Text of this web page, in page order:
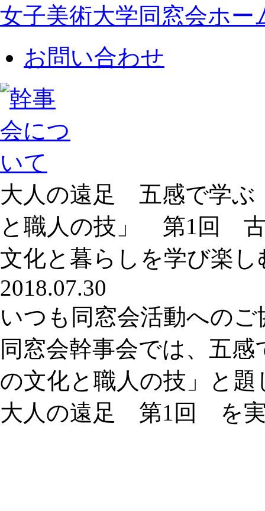
女子美術大学同窓会ホー
お問い合わせ
大人の遠足 五感で学ぶ
と職人の技」 第1回 古
文化と暮らしを学び楽
2018.07.30
いつも同窓会活動への
同窓会幹事会では、五
の文化と職人の技」と題
大人の遠足 第1回 を実